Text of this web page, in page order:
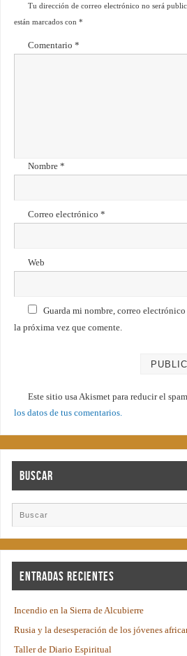
Tu dirección de correo electrónico no será
están marcados con *
Comentario *
Nombre *
Correo electrónico *
Web
Guarda mi nombre, correo
la próxima vez que comente.
Este sitio usa Akismet para reducir el
los datos de tus comentarios.
Buscar
Entradas recientes
Incendio en la Sierra de Alcubierre
Rusia y la desesperación de los jóvenes
Taller de Diario Espiritual